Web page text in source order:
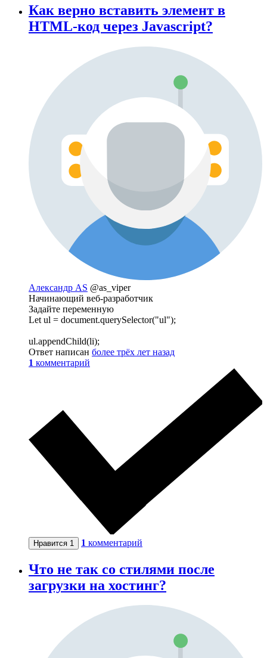
Как верно вставить элемент в
HTML-код через Javascript?
Александр AS @as_viper
Начинающий веб-разработчик
Задайте переменную
Let ul = document.querySelector("ul");
ul.appendChild(li);
Ответ написан более трёх лет назад
1 комментарий
Нравится 1 1 комментарий
Что не так со стилями после
загрузки на хостинг?